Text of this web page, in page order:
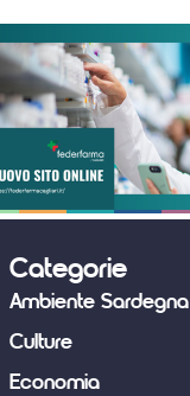
Categorie
Ambiente Sardegna
Culture
Economia